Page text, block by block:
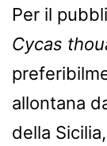
Per il
Cycas
allontana
della